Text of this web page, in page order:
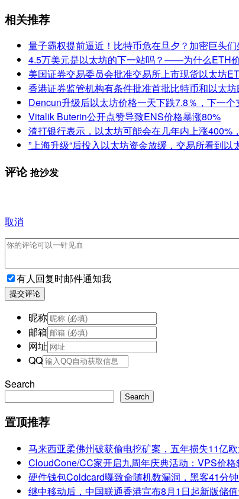
相关推荐
量子霸权提前逼近！比特币危在旦夕？加密巨头们
4.5万美元是以太坊的下一站吗？——为什么ETH
美国证券交易委员会批准交易所上市现货以太坊
香港证券监管机构有条件批准首批比特币和以太
Dencun升级后以太坊价格一天下跌7.8％，下一个
Vitalik Buterin公开点赞导致ENS价格暴涨80%
渣打银行表示，以太坊可能会在几年内上涨400%
”上海升级“后投入以太坊资金放缓，交易所看到以
评论抢沙发
取消
有人回复时邮件通知我
提交评论
昵称
邮箱
网址
QQ
Search
Search
置顶推荐
马来西亚柔佛州破获偷电挖矿案，五年损失11亿
CloudCone/CC家开启九周年庆典活动：VPS价
硬件钱包Coldcard曝致命随机数漏洞，黑客41分
继中移动后，中国联通香港宣布8月1日起新版储